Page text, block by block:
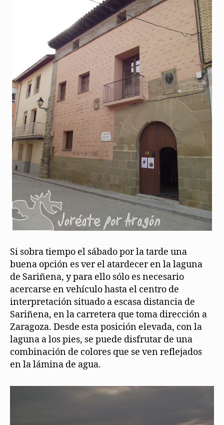
Si sobra tiempo el sábado por la tarde una
buena opción es ver el atardecer en la laguna
de Sariñena, y para ello sólo es necesario
acercarse en vehículo hasta el centro de
interpretación situado a escasa distancia de
Sariñena, en la carretera que toma dirección a
Zaragoza. Desde esta posición elevada, con la
laguna a los pies, se puede disfrutar de una
combinación de colores que se ven reflejados
en la lámina de agua.